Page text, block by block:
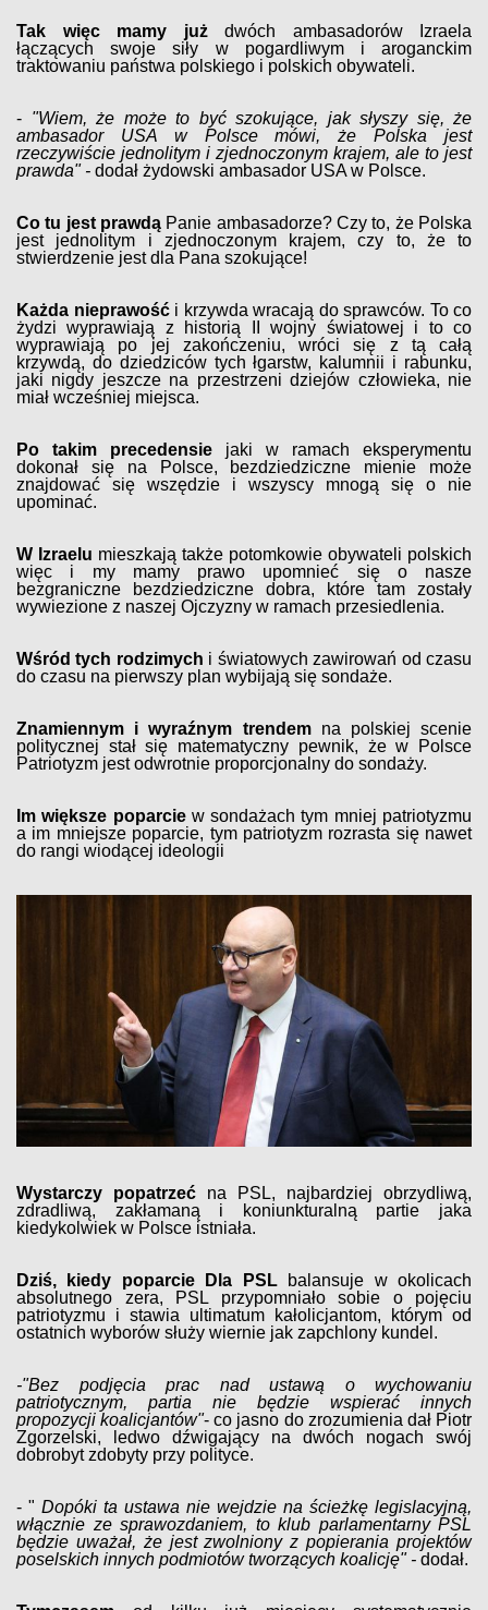
Tak więc mamy jużdwóch ambasadorów Izraela
łączących swoje siły w pogardliwym i aroganckim
traktowaniu państwa polskiego i polskich obywateli.
- "Wiem, że może to być szokujące, jak słyszy się, że
ambasador USA w Polsce mówi, że Polska jest
rzeczywiście jednolitym i zjednoczonym krajem, ale to jest
prawda" - dodał żydowski ambasador USA w Polsce.
Co tu jest prawdą Panie ambasadorze? Czy to, że Polska
jest jednolitym i zjednoczonym krajem, czy to, że to
stwierdzenie jest dla Pana szokujące!
Każda nieprawośći krzywda wracają do sprawców. To co
żydzi wyprawiają z historią II wojny światowej i to co
wyprawiają po jej zakończeniu, wróci się z tą całą
krzywdą, do dziedziców tych łgarstw, kalumnii i rabunku,
jaki nigdy jeszcze na przestrzeni dziejów człowieka, nie
miał wcześniej miejsca.
Po takim precedensie jaki w ramach eksperymentu
dokonał się na Polsce, bezdziedziczne mienie może
znajdować się wszędzie i wszyscy mnogą się o nie
upominać.
W Izraelu mieszkają także potomkowie obywateli polskich
więc i my mamy prawo upomnieć się o nasze
bezgraniczne bezdziedziczne dobra, które tam zostały
wywiezione z naszej Ojczyzny w ramach przesiedlenia.
Wśród tych rodzimych i światowych zawirowań od czasu
do czasu na pierwszy plan wybijają się sondaże.
Znamiennym i wyraźnym trendemna polskiej scenie
politycznej stał się matematyczny pewnik, że w Polsce
Patriotyzm jest odwrotnie proporcjonalny do sondaży.
Im większe poparciew sondażach tym mniej patriotyzmu
a im mniejsze poparcie, tym patriotyzm rozrasta się nawet
do rangi wiodącej ideologii
Wystarczy popatrzeć na PSL, najbardziej obrzydliwą,
zdradliwą, zakłamaną i koniunkturalną partie jaka
kiedykolwiek w Polsce istniała.
Dziś, kiedy poparcie Dla PSLbalansuje w okolicach
absolutnego zera, PSL przypomniało sobie o pojęciu
patriotyzmu i stawia ultimatum kałolicjantom, którym od
ostatnich wyborów służy wiernie jak zapchlony kundel.
-"Bez podjęcia prac nad ustawą o wychowaniu
patriotycznym, partia nie będzie wspierać innych
propozycji koalicjantów"- co jasno do zrozumienia dał Piotr
Zgorzelski, ledwo dźwigający na dwóch nogach swój
dobrobyt zdobyty przy polityce.
- " Dopóki ta ustawa nie wejdzie na ścieżkę legislacyjną,
włącznie ze sprawozdaniem, to klub parlamentarny PSL
będzie uważał, że jest zwolniony z popierania projektów
poselskich innych podmiotów tworzących koalicję" - dodał.